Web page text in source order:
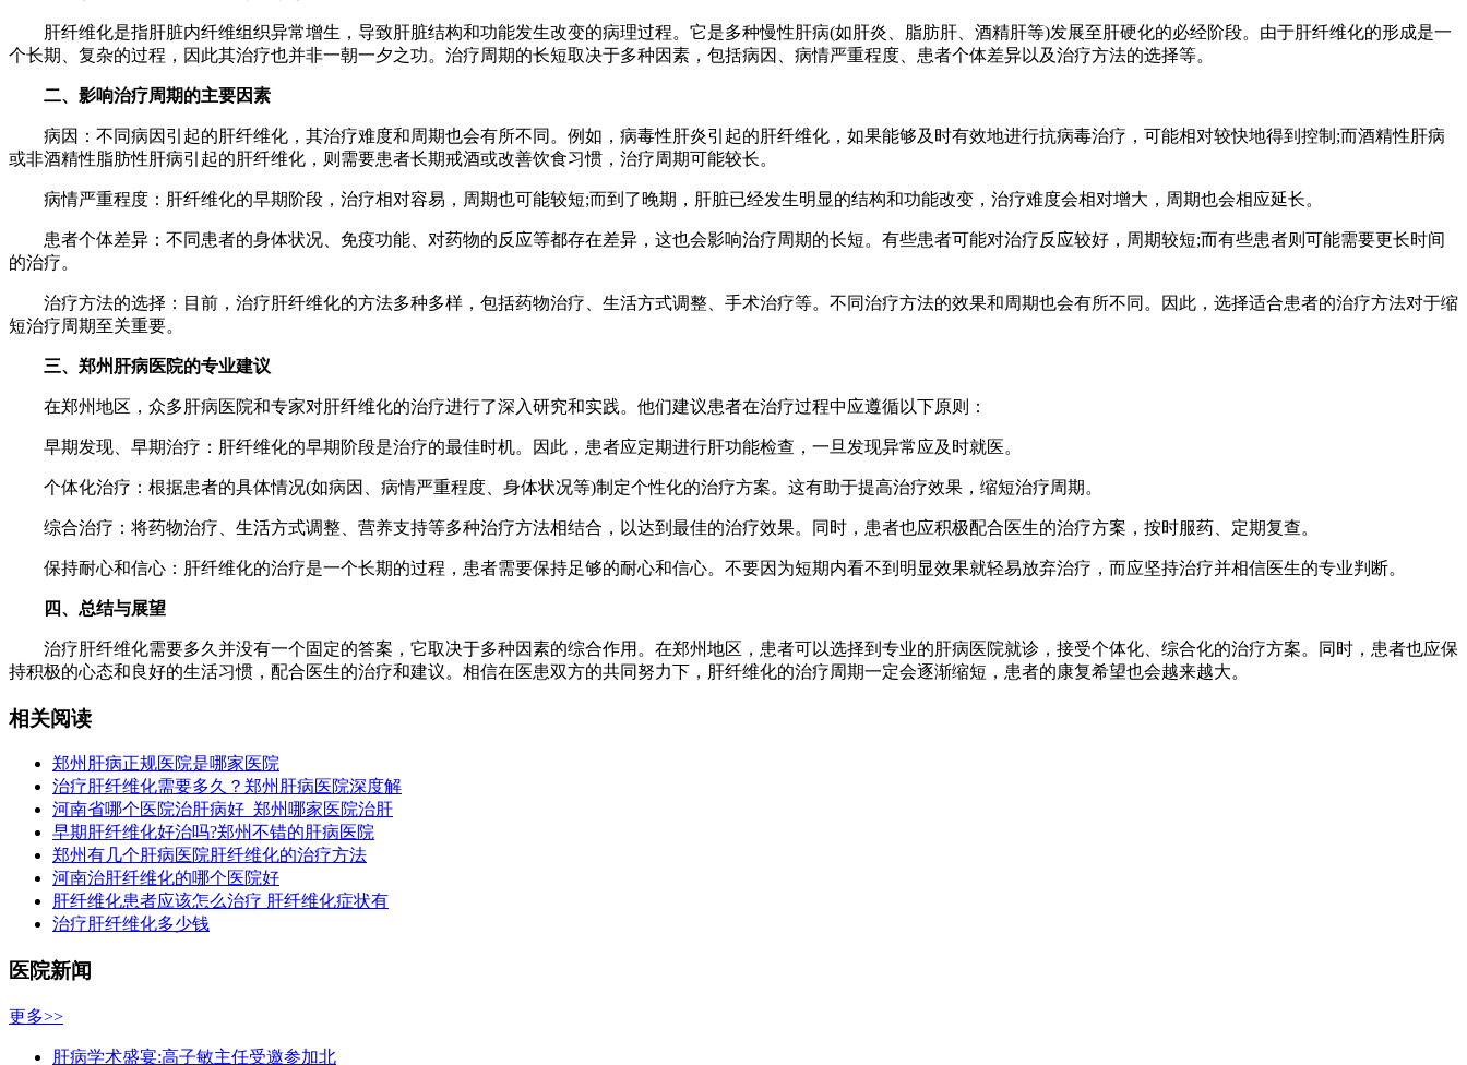
肝纤维化是指肝脏内纤维组织异常增生，导致肝脏结构和功能发生改变的病理过程。它是多种慢性肝病(如肝炎、脂肪肝、酒精肝等)发展至肝硬化的必经阶段。由于肝纤维化的形成是一
个长期、复杂的过程，因此其治疗也并非一朝一夕之功。治疗周期的长短取决于多种因素，包括病因、病情严重程度、患者个体差异以及治疗方法的选择等。
二、影响治疗周期的主要因素
病因：不同病因引起的肝纤维化，其治疗难度和周期也会有所不同。例如，病毒性肝炎引起的肝纤维化，如果能够及时有效地进行抗病毒治疗，可能相对较快地得到控制;而酒精性肝病
或非酒精性脂肪性肝病引起的肝纤维化，则需要患者长期戒酒或改善饮食习惯，治疗周期可能较长。
病情严重程度：肝纤维化的早期阶段，治疗相对容易，周期也可能较短;而到了晚期，肝脏已经发生明显的结构和功能改变，治疗难度会相对增大，周期也会相应延长。
患者个体差异：不同患者的身体状况、免疫功能、对药物的反应等都存在差异，这也会影响治疗周期的长短。有些患者可能对治疗反应较好，周期较短;而有些患者则可能需要更长时间
的治疗。
治疗方法的选择：目前，治疗肝纤维化的方法多种多样，包括药物治疗、生活方式调整、手术治疗等。不同治疗方法的效果和周期也会有所不同。因此，选择适合患者的治疗方法对于缩
短治疗周期至关重要。
三、郑州肝病医院的专业建议
在郑州地区，众多肝病医院和专家对肝纤维化的治疗进行了深入研究和实践。他们建议患者在治疗过程中应遵循以下原则：
早期发现、早期治疗：肝纤维化的早期阶段是治疗的最佳时机。因此，患者应定期进行肝功能检查，一旦发现异常应及时就医。
个体化治疗：根据患者的具体情况(如病因、病情严重程度、身体状况等)制定个性化的治疗方案。这有助于提高治疗效果，缩短治疗周期。
综合治疗：将药物治疗、生活方式调整、营养支持等多种治疗方法相结合，以达到最佳的治疗效果。同时，患者也应积极配合医生的治疗方案，按时服药、定期复查。
保持耐心和信心：肝纤维化的治疗是一个长期的过程，患者需要保持足够的耐心和信心。不要因为短期内看不到明显效果就轻易放弃治疗，而应坚持治疗并相信医生的专业判断。
四、总结与展望
治疗肝纤维化需要多久并没有一个固定的答案，它取决于多种因素的综合作用。在郑州地区，患者可以选择到专业的肝病医院就诊，接受个体化、综合化的治疗方案。同时，患者也应保
持积极的心态和良好的生活习惯，配合医生的治疗和建议。相信在医患双方的共同努力下，肝纤维化的治疗周期一定会逐渐缩短，患者的康复希望也会越来越大。
相关阅读
郑州肝病正规医院是哪家医院
治疗肝纤维化需要多久？郑州肝病医院深度解
河南省哪个医院治肝病好_郑州哪家医院治肝
早期肝纤维化好治吗?郑州不错的肝病医院
郑州有几个肝病医院肝纤维化的治疗方法
河南治肝纤维化的哪个医院好
肝纤维化患者应该怎么治疗 肝纤维化症状有
治疗肝纤维化多少钱
医院新闻
更多>>
肝病学术盛宴:高子敏主任受邀参加北